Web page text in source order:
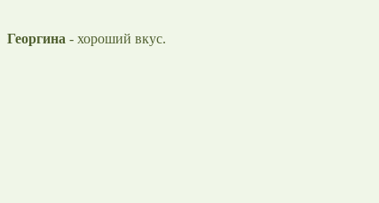
Георгина - хороший вкус.